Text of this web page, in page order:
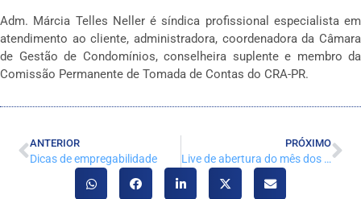
Adm. Márcia Telles Neller é síndica profissional especialista em
atendimento ao cliente, administradora, coordenadora da Câmara
de Gestão de Condomínios, conselheira suplente e membro da
Comissão Permanente de Tomada de Contas do CRA-PR.
ANTERIOR
Dicas de empregabilidade
PRÓXIMO
Live de abertura do mês dos Administradores